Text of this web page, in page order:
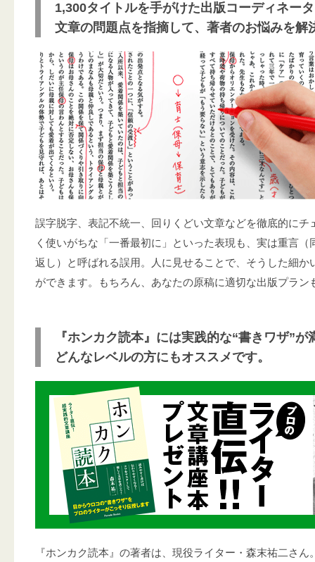
1,300タイトルを手がけた出版コーディネー
文章の問題点を指摘して、著者のお悩みを解
誤字脱字、表記不統一、回りくどい文章などを徹底的にチ
く使いがちな「一番最初に」といった表現も、実は重言（
返し）と呼ばれる誤用。人に見せることで、そうした細か
ができます。もちろん、あなたの原稿に適切な出版プラン
『ホンカク読本』には実践的な“書きワザ”が
どんなレベルの方にもオススメです。
『ホンカク読本』の著者は、現役ライター・森末祐二さ